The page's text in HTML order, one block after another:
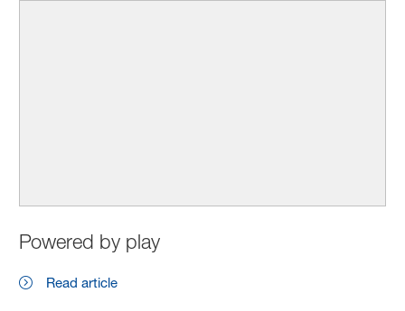
Powered by play
Read article